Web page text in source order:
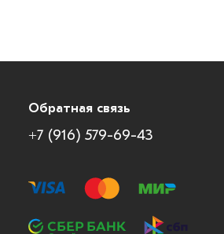
Обратная связь
+7 (916) 579-69-43